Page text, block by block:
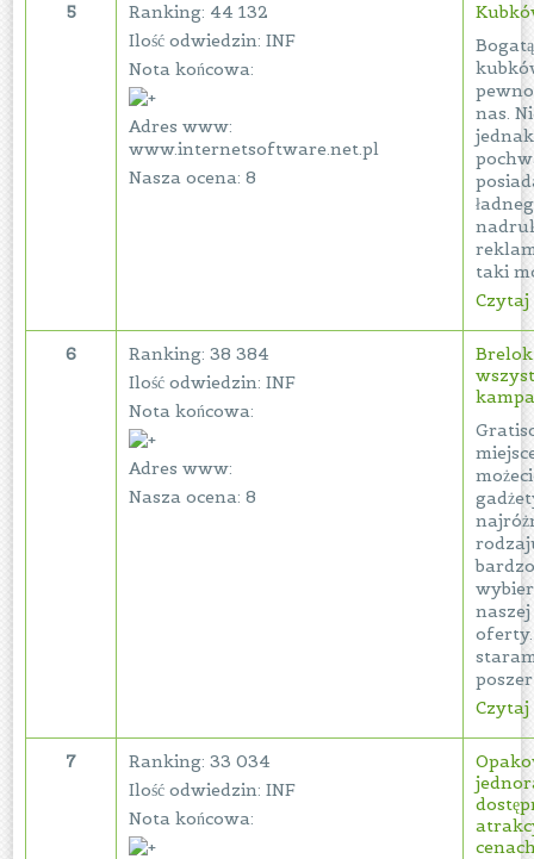
5
Ranking: 44 132
Ilość odwiedzin: INF
Nota końcowa:
Adres www:
www.internetsoftware.net.pl
Nasza ocena: 8
nas.
taki
Czytaj
6
Ranking: 38 384
Ilość odwiedzin: INF
Nota końcowa:
Adres www:
Nasza ocena: 8
Czytaj
7
Ranking: 33 034
Ilość odwiedzin: INF
Nota końcowa: